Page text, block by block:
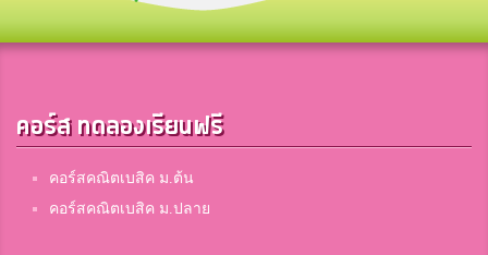
คอร์ส ทดลองเรียนฟรี
คอร์สคณิตเบสิค ม.ต้น
คอร์สคณิตเบสิค ม.ปลาย